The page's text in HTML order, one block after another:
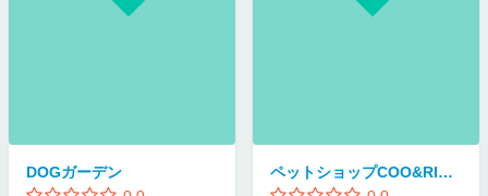
DOGガーデン
ペットショップCOO&RIKU板橋店